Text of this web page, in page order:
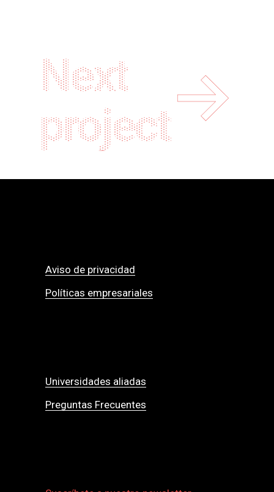
Next
project
Aviso de privacidad
Políticas empresariales
Universidades aliadas
Preguntas Frecuentes